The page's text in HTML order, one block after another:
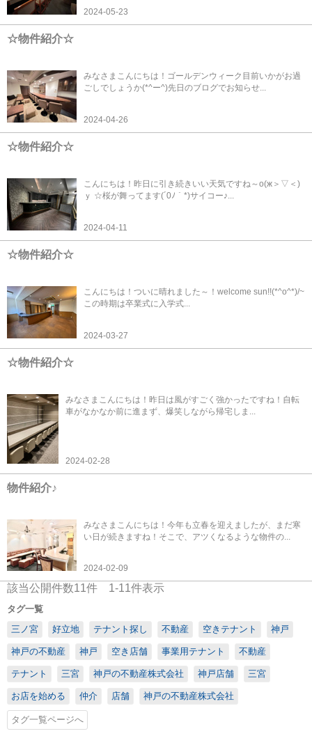
2024-05-23
☆物件紹介☆
みなさまこんにちは！ゴールデンウィーク目前いかがお過
ごしでしょうか(*^ー^)先日のブログでお知らせ...
2024-04-26
☆物件紹介☆
こんにちは！昨日に引き続きいい天気ですね～о(ж＞▽＜)
ｙ ☆桜が舞ってます(´0ﾉ｀*)サイコー♪...
2024-04-11
☆物件紹介☆
こんにちは！ついに晴れました～！welcome sun!!(*^o^*)/~
この時期は卒業式に入学式...
2024-03-27
☆物件紹介☆
みなさまこんにちは！昨日は風がすごく強かったですね！自転
車がなかなか前に進まず、爆笑しながら帰宅しま...
2024-02-28
物件紹介♪
みなさまこんにちは！今年も立春を迎えましたが、まだ寒
い日が続きますね！そこで、アツくなるような物件の...
2024-02-09
該当公開件数11件 1-11件表示
タグ一覧
三ノ宮
好立地 テナント探し 不動産 空きテナント 神戸
神戸の不動産 神戸 空き店舗 事業用テナント 不動産
テナント 三宮 神戸の不動産株式会社 神戸店舗 三宮
お店を始める 仲介 店舗 神戸の不動産株式会社
タグ一覧ページへ